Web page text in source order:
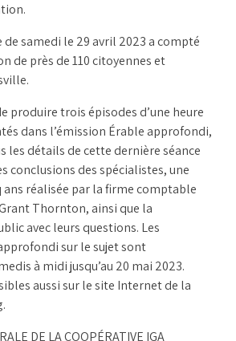
de samedi le 29 avril 2023 a compté
de près de 110 citoyennes et
produire trois épisodes d’une heure
dans l’émission Érable approfondi,
les détails de cette dernière séance
conclusions des spécialistes, une
réalisée par la firme comptable
Thornton, ainsi que la
avec leurs questions. Les
sur le sujet sont
à midi jusqu’au 20 mai 2023.
aussi sur le site Internet de la
DE LA COOPÉRATIVE IGA